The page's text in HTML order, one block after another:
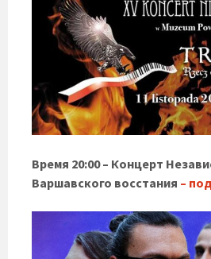
Время 20:00 – Концерт
Варшавского восстания –